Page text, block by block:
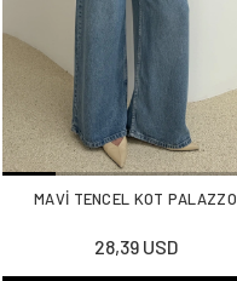
MAVİ TENCEL KOT PALAZZO
28,39 USD